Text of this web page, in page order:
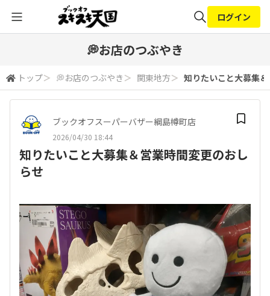
検索
ログイン
💭お店のつぶやき
トップ＞ 💭お店のつぶやき ＞ 関東地方＞ 知りたいこと大募集
ブックオフスーパーバザー綱島樽町店
2026/04/30 18:44
知りたいこと大募集＆営業時間変更のおし
らせ